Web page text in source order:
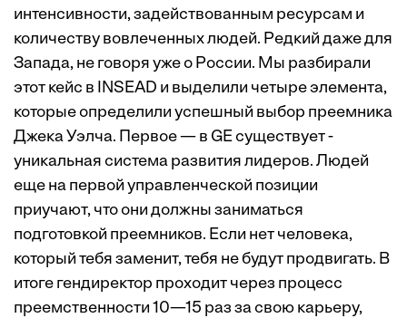
интенсивности, задействованным ресурсам и
количеству вовлеченных людей. Редкий даже для
Запада, не говоря уже о России. Мы разбирали
этот кейс в INSEAD и выделили четыре элемента,
которые определили успешный выбор преемника
Джека Уэлча. Первое — в GE существует ­
уникальная система развития лидеров. Людей
еще на первой управленческой позиции
приучают, что они должны заниматься
подготовкой преемников. Если нет человека,
который тебя заменит, тебя не будут продвигать. В
итоге гендиректор проходит через процесс
преемственности 10—15 раз за свою карьеру,